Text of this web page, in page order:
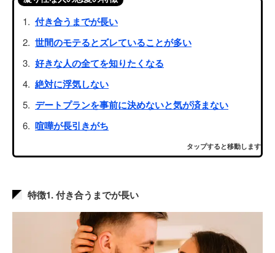
付き合うまでが長い
世間のモテるとズレていることが多い
好きな人の全てを知りたくなる
絶対に浮気しない
デートプランを事前に決めないと気が済まない
喧嘩が長引きがち
タップすると移動します
特徴1. 付き合うまでが長い